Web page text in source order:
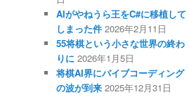
AIがやねうら王をC#に移植して
しまった件 2026年2月11日
55将棋という小さな世界の終わ
りに 2026年1月5日
将棋AI界にバイブコーディング
の波が到来 2025年12月31日